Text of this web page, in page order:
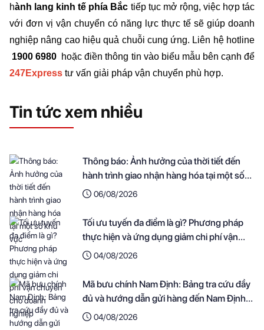
hành lang kinh tế phía Bắc tiếp tục mở rộng, việc hợp tác
với đơn vị vận chuyển có năng lực thực tế sẽ giúp doanh
1900 6980
247Express tư vấn giải pháp vận chuyển phù hợp.
Tin tức xem nhiều
Thông báo: Ảnh hưởng của thời tiết đến
hành trình giao nhận hàng hóa tại một số
khu vực
06/08/2026
Tối ưu tuyến đa điểm là gì? Phương pháp
thực hiện và ứng dụng giảm chi phí vận
chuyển cho doanh nghiệp
04/08/2026
Mã bưu chính Nam Định: Bảng tra cứu đầy
đủ và hướng dẫn gửi hàng đến Nam Định
nhanh nhất
04/08/2026